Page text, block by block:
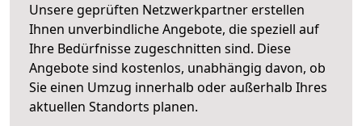
Unsere geprüften Netzwerkpartner erstellen
Ihnen unverbindliche Angebote, die speziell auf
Ihre Bedürfnisse zugeschnitten sind. Diese
Angebote sind kostenlos, unabhängig davon, ob
Sie einen Umzug innerhalb oder außerhalb Ihres
aktuellen Standorts planen.